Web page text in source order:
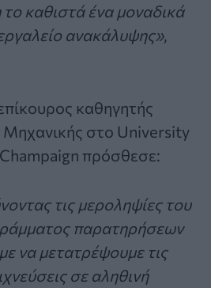
καθιστά ένα μοναδικά
ανακάλυψης»,
καθηγητής
Μηχανικής στο University
πρόσθεσε:
τις μεροληψίες του
παρατηρήσεων
να μετατρέψουμε τις
σε αληθινή